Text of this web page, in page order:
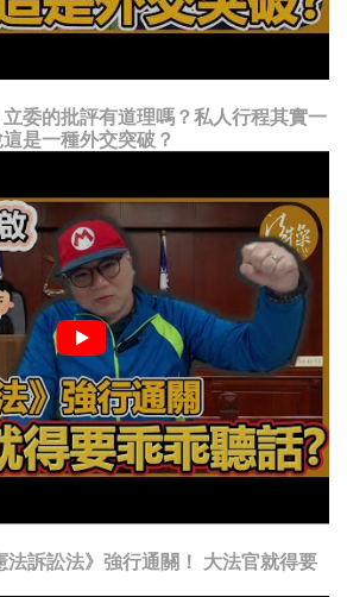
委的批評有道理嗎？私人行程其實一
是一種外交突破？
法訴訟法》強行通關！ 大法官就得要